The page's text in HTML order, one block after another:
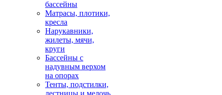
бассейны
Матрасы, плотики,
кресла
Нарукавники,
жилеты, мячи,
круги
Бассейны с
надувным верхом
на опорах
Тенты, подстилки,
лестницы и мелочь